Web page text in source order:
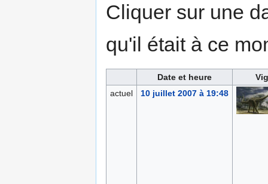
Cliquer sur une
qu'il était à ce
Date et heure
actuel
10 juillet 2007 à 19:48